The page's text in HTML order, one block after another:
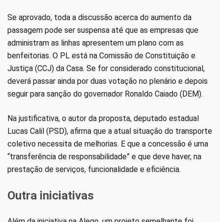
Se aprovado, toda a discussão acerca do aumento da
passagem pode ser suspensa até que as empresas que
administram as linhas apresentem um plano com as
benfeitorias. O PL está na Comissão de Constituição e
Justiça (CCJ) da Casa. Se for considerado constitucional,
deverá passar ainda por duas votação no plenário e depois
seguir para sanção do governador Ronaldo Caiado (DEM).
Na justificativa, o autor da proposta, deputado estadual
Lucas Calil (PSD), afirma que a atual situação do transporte
coletivo necessita de melhorias. E que a concessão é uma
“transferência de responsabilidade” e que deve haver, na
prestação de serviços, funcionalidade e eficiência.
Outra iniciativas